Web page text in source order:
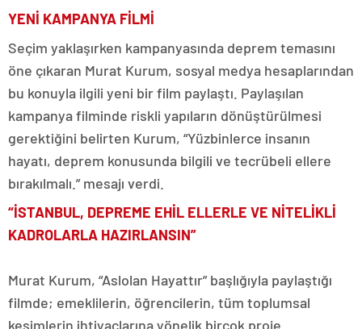
YENİ KAMPANYA FİLMİ
Seçim yaklaşırken kampanyasında deprem temasını
öne çıkaran Murat Kurum, sosyal medya hesaplarından
bu konuyla ilgili yeni bir film paylaştı. Paylaşılan
kampanya filminde riskli yapıların dönüştürülmesi
gerektiğini belirten Kurum, “Yüzbinlerce insanın
hayatı, deprem konusunda bilgili ve tecrübeli ellere
bırakılmalı.” mesajı verdi.
“İSTANBUL, DEPREME EHİL ELLERLE VE NİTELİKLİ
KADROLARLA HAZIRLANSIN”
Murat Kurum, “Aslolan Hayattır” başlığıyla paylaştığı
filmde; emeklilerin, öğrencilerin, tüm toplumsal
kesimlerin ihtiyaçlarına yönelik birçok proje